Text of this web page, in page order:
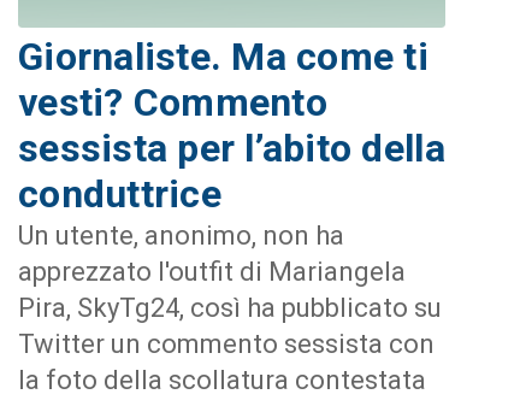
Giornaliste. Ma come ti
vesti? Commento
sessista per l’abito della
conduttrice
Un utente, anonimo, non ha
apprezzato l'outfit di Mariangela
Pira, SkyTg24, così ha pubblicato su
Twitter un commento sessista con
la foto della scollatura contestata